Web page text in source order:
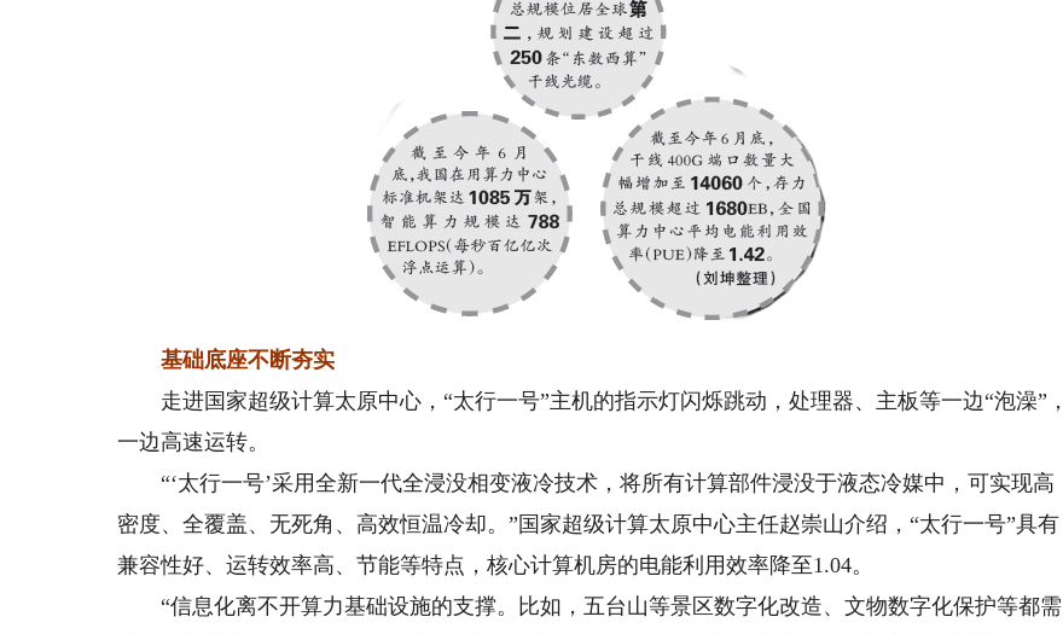
基础底座不断夯实
走进国家超级计算太原中心，“太行一号”主机的指示灯闪烁跳动，处理器、主板等一边“泡澡”，
一边高速运转。
“‘太行一号’采用全新一代全浸没相变液冷技术，将所有计算部件浸没于液态冷媒中，可实现高
密度、全覆盖、无死角、高效恒温冷却。”国家超级计算太原中心主任赵崇山介绍，“太行一号”具有
兼容性好、运转效率高、节能等特点，核心计算机房的电能利用效率降至1.04。
“信息化离不开算力基础设施的支撑。比如，五台山等景区数字化改造、文物数字化保护等都需